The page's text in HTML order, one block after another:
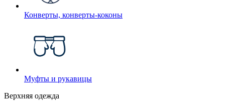
Конверты, конверты-коконы
Муфты и рукавицы
Верхняя одежда